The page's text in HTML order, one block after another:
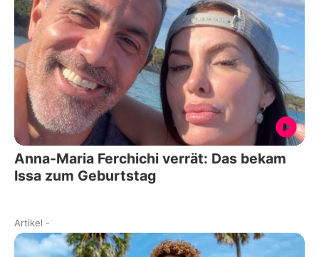
Anna-Maria Ferchichi verrät: Das bekam
Issa zum Geburtstag
Artikel -